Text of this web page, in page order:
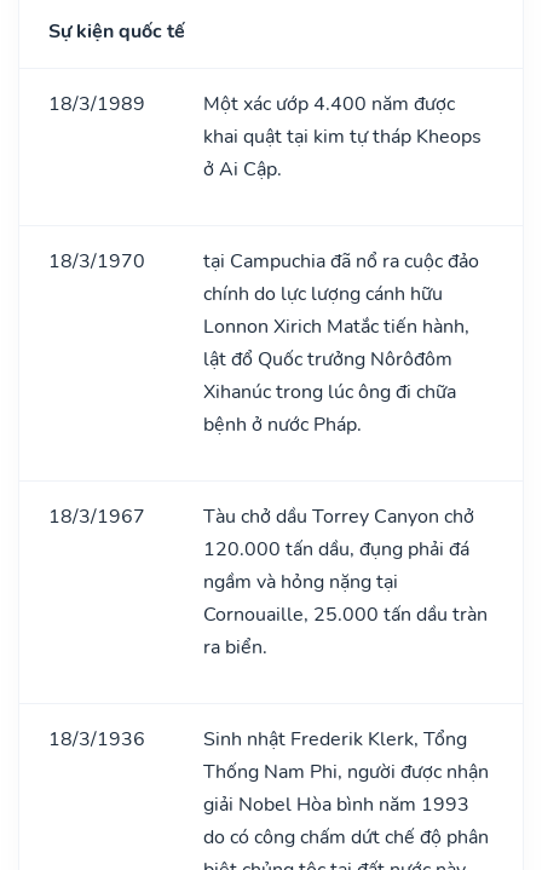
Sự kiện quốc tế
18/3/1989
Một xác ướp 4.400 năm được
khai quật tại kim tự tháp Kheops
ở Ai Cập.
18/3/1970
tại Campuchia đã nổ ra cuộc đảo
chính do lực lượng cánh hữu
Lonnon Xirich Matắc tiến hành,
lật đổ Quốc trưởng Nôrôđôm
Xihanúc trong lúc ông đi chữa
bệnh ở nước Pháp.
18/3/1967
Tàu chở dầu Torrey Canyon chở
120.000 tấn dầu, đụng phải đá
ngầm và hỏng nặng tại
Cornouaille, 25.000 tấn dầu tràn
ra biển.
18/3/1936
Sinh nhật Frederik Klerk, Tổng
Thống Nam Phi, người được nhận
giải Nobel Hòa bình năm 1993
do có công chấm dứt chế độ phân